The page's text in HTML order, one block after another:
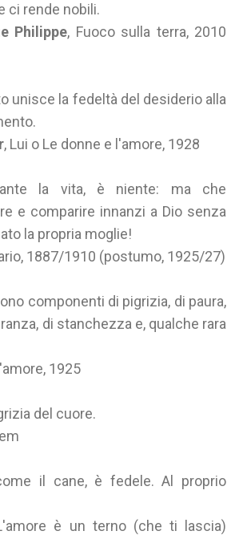
ci rende nobili.
Philippe, Fuoco sulla terra, 2010
unisce la fedeltà del desiderio alla
, Lui o Le donne e l'amore, 1928
la vita, è niente: ma che
e comparire innanzi a Dio senza
la propria moglie!
1887/1910 (postumo, 1925/27)
componenti di pigrizia, di paura,
di stanchezza e, qualche rara
1925
del cuore.
il cane, è fedele. Al proprio
è un terno (che ti lascia)